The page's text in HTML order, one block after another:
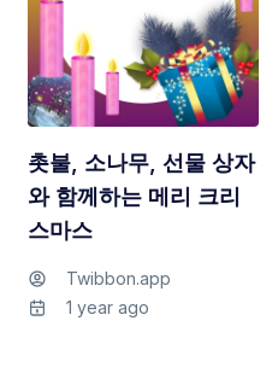
촛불, 소나무, 선물 상자
와 함께하는 메리 크리
스마스
Twibbon.app
1 year ago